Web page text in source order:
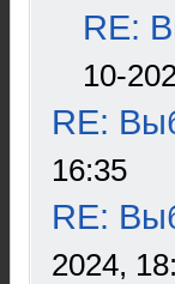
RE:
10-
RE:
16:35
RE:
2024,